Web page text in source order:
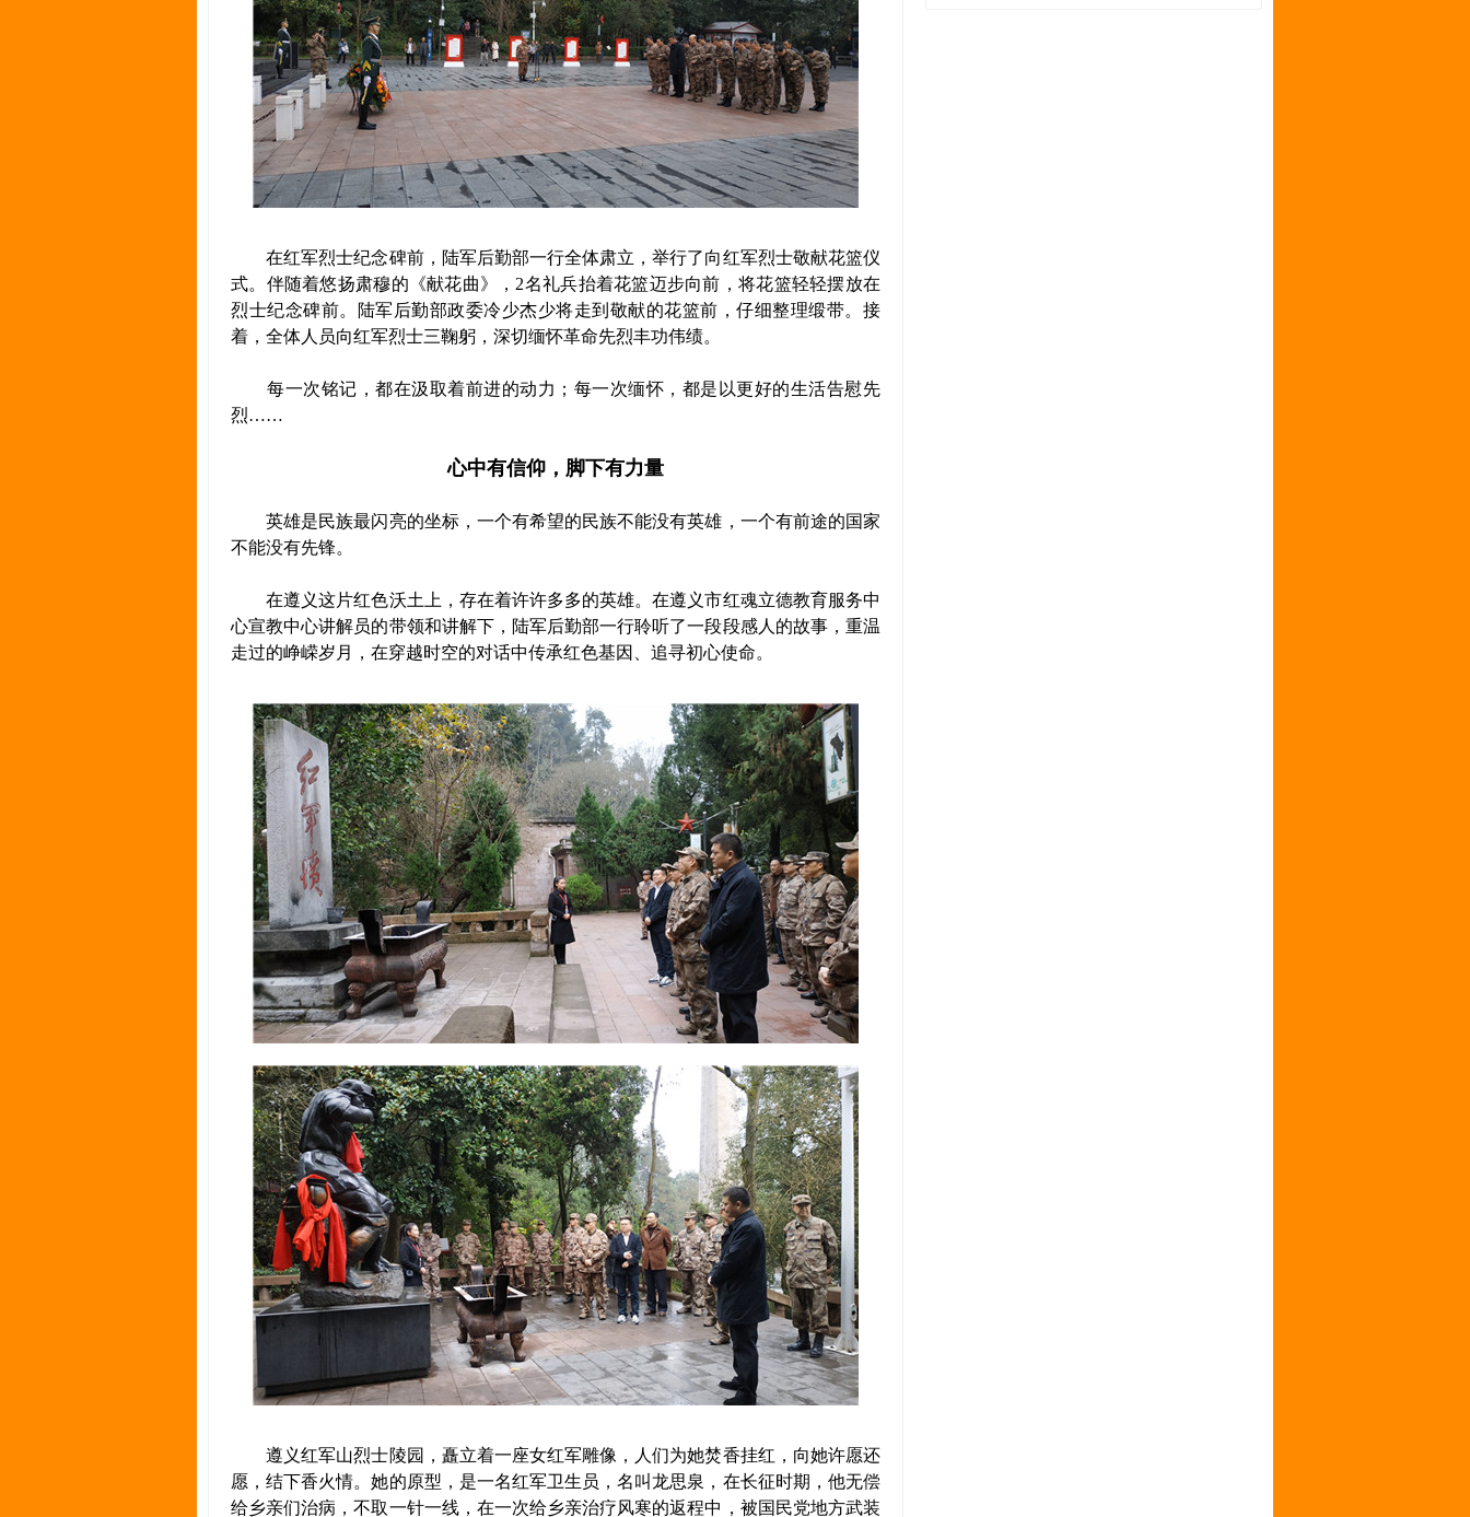
在红军烈士纪念碑前，陆军后勤部一行全体肃立，举行了向红军烈士敬献花篮仪
式。伴随着悠扬肃穆的《献花曲》，2名礼兵抬着花篮迈步向前，将花篮轻轻摆放在
烈士纪念碑前。陆军后勤部政委冷少杰少将走到敬献的花篮前，仔细整理缎带。接
着，全体人员向红军烈士三鞠躬，深切缅怀革命先烈丰功伟绩。
每一次铭记，都在汲取着前进的动力；每一次缅怀，都是以更好的生活告慰先
烈……
心中有信仰，脚下有力量
英雄是民族最闪亮的坐标，一个有希望的民族不能没有英雄，一个有前途的国家
不能没有先锋。
在遵义这片红色沃土上，存在着许许多多的英雄。在遵义市红魂立德教育服务中
心宣教中心讲解员的带领和讲解下，陆军后勤部一行聆听了一段段感人的故事，重温
走过的峥嵘岁月，在穿越时空的对话中传承红色基因、追寻初心使命。
遵义红军山烈士陵园，矗立着一座女红军雕像，人们为她焚香挂红，向她许愿还
愿，结下香火情。她的原型，是一名红军卫生员，名叫龙思泉，在长征时期，他无偿
给乡亲们治病，不取一针一线，在一次给乡亲治疗风寒的返程中，被国民党地方武装